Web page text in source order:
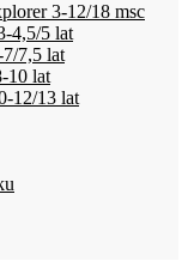
3-12/18 msc
4,5/5 lat
7,5 lat
10 lat
12/13 lat